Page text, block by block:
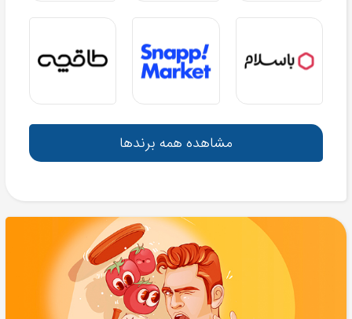
مشاهده همه برندها